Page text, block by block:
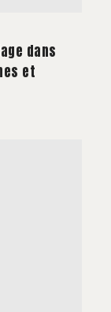
dans
et